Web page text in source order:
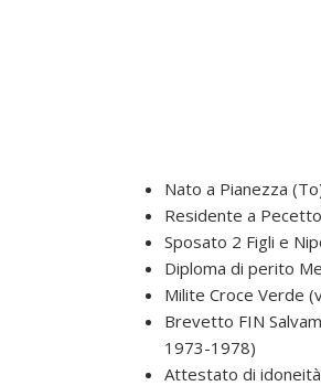
Nato a Pianezza
Residente a
Sposato 2 Figli e
Diploma di perito
Milite Croce Verde
Brevetto FIN
1973-1978)
Attestato di